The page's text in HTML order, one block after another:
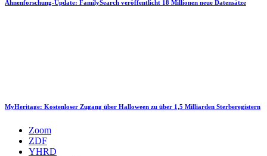
Ahnenforschung-Update: FamilySearch veröffentlicht 18 Millionen neue Datensätze
MyHeritage: Kostenloser Zugang über Halloween zu über 1,5 Milliarden Sterberegistern
Zoom
ZDF
YHRD